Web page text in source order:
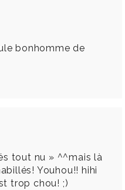
bonhomme de
tout nu » ^^mais là
Youhou!! hihi
trop chou! ;)